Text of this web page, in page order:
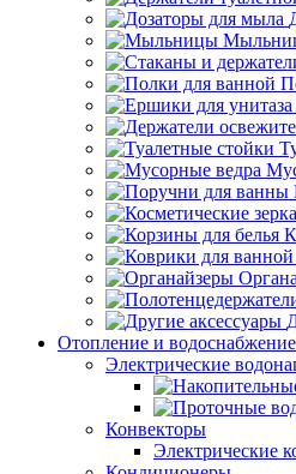
Отопление и водоснабжение
Электрические
Конвекторы
Электрические